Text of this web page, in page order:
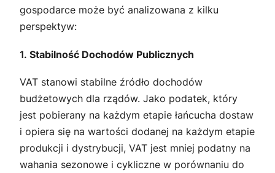
gospodarce może być analizowana z kilku
perspektyw:
1. Stabilność Dochodów Publicznych
VAT stanowi stabilne źródło dochodów
budżetowych dla rządów. Jako podatek, który
jest pobierany na każdym etapie łańcucha dostaw
i opiera się na wartości dodanej na każdym etapie
produkcji i dystrybucji, VAT jest mniej podatny na
wahania sezonowe i cykliczne w porównaniu do